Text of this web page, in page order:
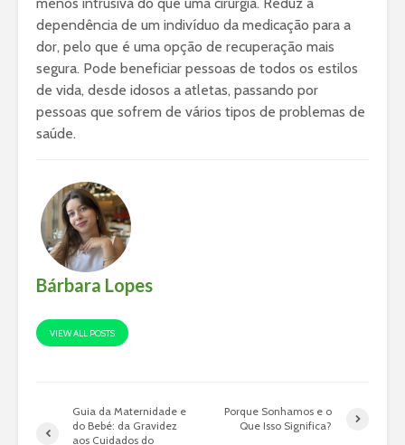
dependência de um indivíduo da medicação para a
dor, pelo que é uma opção de recuperação mais
segura. Pode beneficiar pessoas de todos os estilos
de vida, desde idosos a atletas, passando por
pessoas que sofrem de vários tipos de problemas de
saúde.
Bárbara Lopes
VIEW ALL POSTS
Guia da Maternidade e
do Bebé: da Gravidez
aos Cuidados do
Porque Sonhamos e o
Que Isso Significa?